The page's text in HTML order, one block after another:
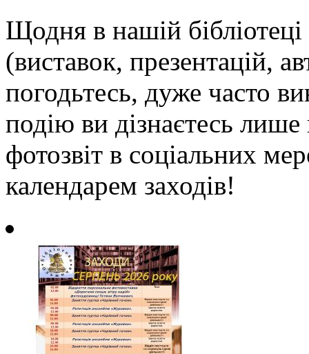
Щодня в нашій бібліотеці
(виставок, презентацій,
погодьтесь, дуже часто
подію ви дізнаєтесь
фотозвіт в соціальних
календарем заходів!